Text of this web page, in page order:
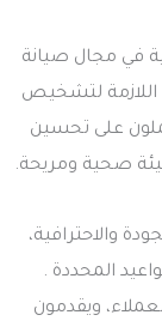
في مجال صيانة
اللازمة لتشخيص
على تحسين
صحية ومريحة.
والاحترافية،
المحددة .
ويقدمون